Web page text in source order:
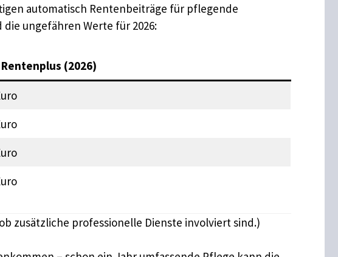
automatisch Rentenbeiträge für pflegende
ungefähren Werte für 2026:
(2026)
zusätzliche professionelle Dienste involviert sind.)